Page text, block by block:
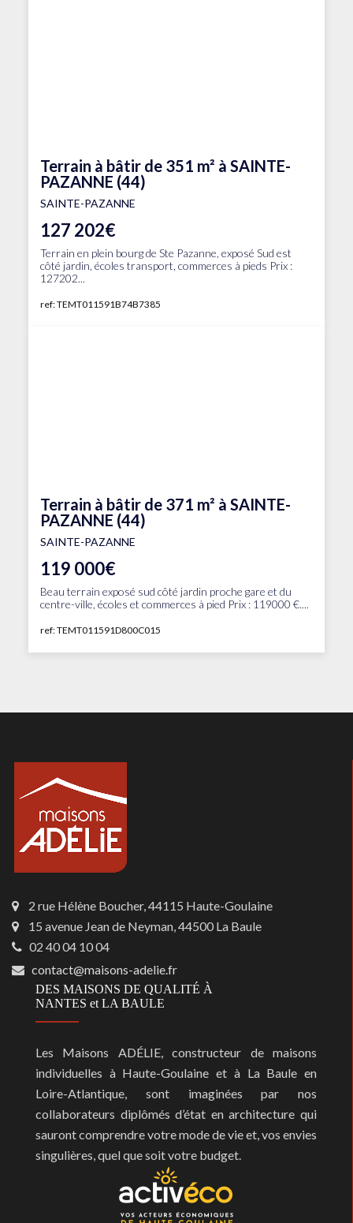
Terrain à bâtir de 351 m² à SAINTE-
PAZANNE (44)
SAINTE-PAZANNE
127 202€
Terrain en plein bourg de Ste Pazanne, exposé Sud est
côté jardin, écoles transport, commerces à pieds Prix :
127202...
ref: TEMT011591B74B7385
Terrain à bâtir de 371 m² à SAINTE-
PAZANNE (44)
SAINTE-PAZANNE
119 000€
Beau terrain exposé sud côté jardin proche gare et du
centre-ville, écoles et commerces à pied Prix : 119000 €....
ref: TEMT011591D800C015
2 rue Hélène Boucher, 44115 Haute-Goulaine
15 avenue Jean de Neyman, 44500 La Baule
02 40 04 10 04
contact@maisons-adelie.fr
DES MAISONS DE QUALITÉ À
NANTES et LA BAULE
Les Maisons ADÉLIE, constructeur de maisons
individuelles à Haute-Goulaine et à La Baule en
Loire-Atlantique, sont imaginées par nos
collaborateurs diplômés d’état en architecture qui
sauront comprendre votre mode de vie et, vos envies
singulières, quel que soit votre budget.